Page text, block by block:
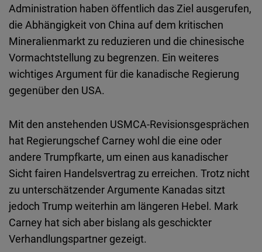
Administration haben öffentlich das Ziel ausgerufen,
die Abhängigkeit von China auf dem kritischen
Mineralienmarkt zu reduzieren und die chinesische
Vormachtstellung zu begrenzen. Ein weiteres
wichtiges Argument für die kanadische Regierung
gegenüber den USA.
Mit den anstehenden USMCA-Revisionsgesprächen
hat Regierungschef Carney wohl die eine oder
andere Trumpfkarte, um einen aus kanadischer
Sicht fairen Handelsvertrag zu erreichen. Trotz nicht
zu unterschätzender Argumente Kanadas sitzt
jedoch Trump weiterhin am längeren Hebel. Mark
Carney hat sich aber bislang als geschickter
Verhandlungspartner gezeigt.